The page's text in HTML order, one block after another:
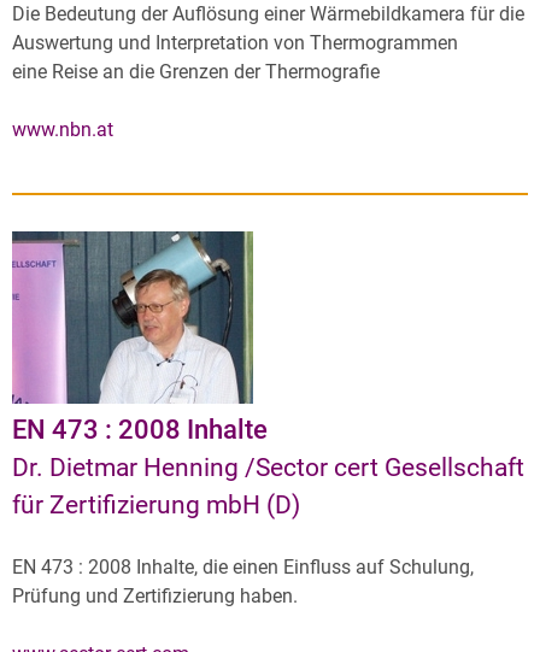
Die Bedeutung der Auflösung einer Wärmebildkamera für die
Auswertung und Interpretation von Thermogrammen
eine Reise an die Grenzen der Thermografie
www.nbn.at
EN 473 : 2008 Inhalte
Dr. Dietmar Henning /Sector cert Gesellschaft
für Zertifizierung mbH (D)
EN 473 : 2008 Inhalte, die einen Einfluss auf Schulung,
Prüfung und Zertifizierung haben.